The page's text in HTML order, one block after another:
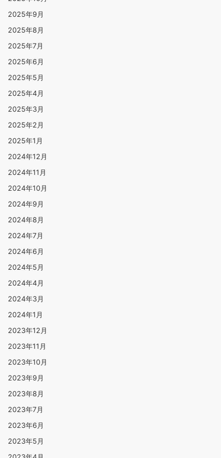
2025年9月
2025年8月
2025年7月
2025年6月
2025年5月
2025年4月
2025年3月
2025年2月
2025年1月
2024年12月
2024年11月
2024年10月
2024年9月
2024年8月
2024年7月
2024年6月
2024年5月
2024年4月
2024年3月
2024年1月
2023年12月
2023年11月
2023年10月
2023年9月
2023年8月
2023年7月
2023年6月
2023年5月